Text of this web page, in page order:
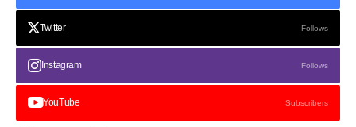
Twitter Follows
Instagram Follows
YouTube Subscribers